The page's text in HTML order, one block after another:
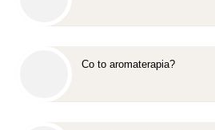
Co to aromaterapia?